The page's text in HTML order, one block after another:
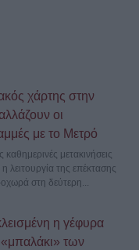
χάρτης στην
οι
με το Μετρό
καθημερινές μετακινήσεις
λειτουργία της επέκτασης
στη δεύτερη...
η γέφυρα
των